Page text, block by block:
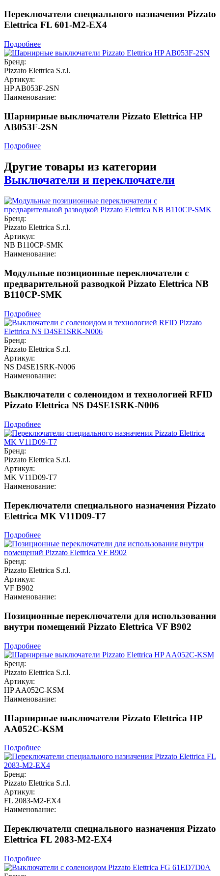
Переключатели специального назначения Pizzato
Elettrica FL 601-M2-EX4
Подробнее
Бренд:
Pizzato Elettrica S.r.l.
Артикул:
HP AB053F-2SN
Наименование:
Шарнирные выключатели Pizzato Elettrica HP
AB053F-2SN
Подробнее
Другие товары из категории
Выключатели и переключатели
Бренд:
Pizzato Elettrica S.r.l.
Артикул:
NB B110CP-SMK
Наименование:
Модульные позиционные переключатели с
предварительной разводкой Pizzato Elettrica NB
B110CP-SMK
Подробнее
Бренд:
Pizzato Elettrica S.r.l.
Артикул:
NS D4SE1SRK-N006
Наименование:
Выключатели с соленоидом и технологией RFID
Pizzato Elettrica NS D4SE1SRK-N006
Подробнее
Бренд:
Pizzato Elettrica S.r.l.
Артикул:
MK V11D09-T7
Наименование:
Переключатели специального назначения Pizzato
Elettrica MK V11D09-T7
Подробнее
Бренд:
Pizzato Elettrica S.r.l.
Артикул:
VF B902
Наименование:
Позиционные переключатели для использования
внутри помещений Pizzato Elettrica VF B902
Подробнее
Бренд:
Pizzato Elettrica S.r.l.
Артикул:
HP AA052C-KSM
Наименование:
Шарнирные выключатели Pizzato Elettrica HP
AA052C-KSM
Подробнее
Бренд:
Pizzato Elettrica S.r.l.
Артикул:
FL 2083-M2-EX4
Наименование:
Переключатели специального назначения Pizzato
Elettrica FL 2083-M2-EX4
Подробнее